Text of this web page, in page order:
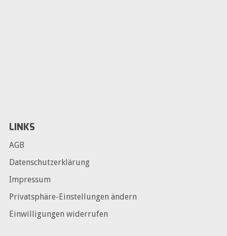
LINKS
AGB
Datenschutzerklärung
Impressum
Privatsphäre-Einstellungen ändern
Einwilligungen widerrufen